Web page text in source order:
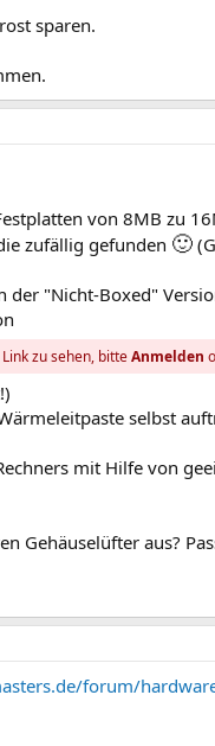
sparen.
von 8MB zu
zufällig gefunden 🙂
der "Nicht-Boxed"
zu sehen, bitteAnmelden
selbst
mit Hilfe von
Gehäuselüfter aus?
forum/